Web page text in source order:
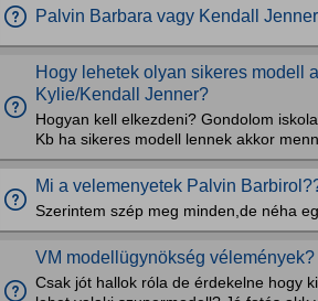
Palvin Barbara vagy Kendall
Hogy lehetek olyan sikeres modell
Kylie/Kendall Jenner?
Hogyan kell elkezdeni? Gondolom
Kb ha sikeres modell lennek akkor
Mi a velemenyetek Palvin
Szerintem szép meg minden,de néha
VM modellügynökség vélemények?
Csak jót hallok róla de érdekelne hogy